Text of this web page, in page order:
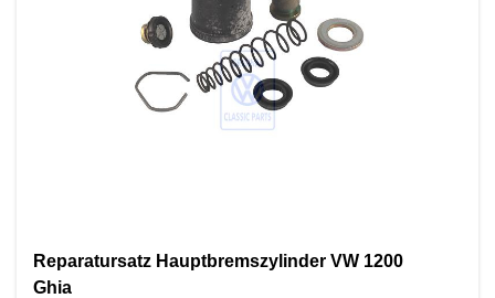
Reparatursatz Hauptbremszylinder VW 1200
Ghia